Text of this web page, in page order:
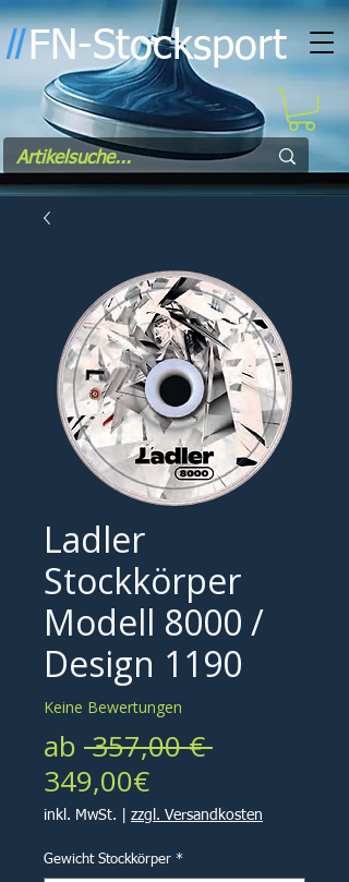
ll FN-Stocksport
Ladler
Stockkörper
Modell 8000 /
Design 1190
Keine Bewertungen
ab 357,00 €
349,00€Sale-
Preis
inkl. MwSt. zzgl. Versandkosten
Gewicht Stockkörper *